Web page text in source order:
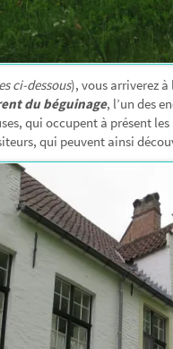
ci-dessous), vous arriverez à
du béguinage, l’un des
qui occupent à présent
qui peuvent ainsi